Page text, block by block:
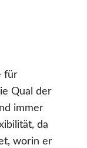
für
Qual der
immer
da
worin er